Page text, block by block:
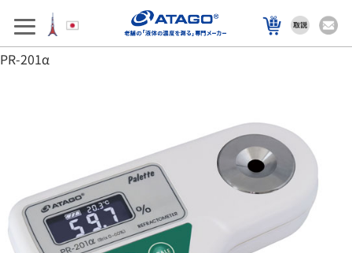
アフターサポート
製品を選ぶ
PR-201α